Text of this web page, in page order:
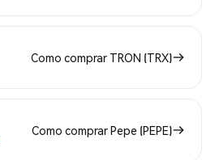
Como comprar TRON (TRX)
Como comprar Pepe (PEPE)